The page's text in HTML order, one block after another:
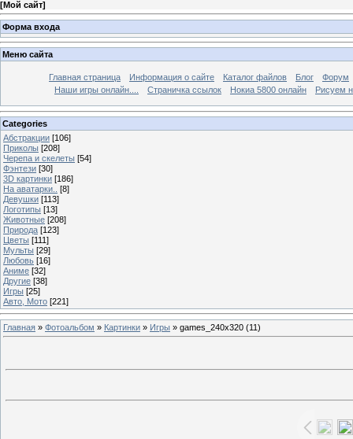
[Мой сайт]
Форма входа
Меню сайта
Главная страница Информация о сайте Каталог файлов Блог
Форум
Наши игры онлайн....
Страничка ссылок Нокиа 5800 онлайн Рисуем
Categories
Абстракции [106]
Приколы [208]
Черепа и скелеты [54]
Фэнтези [30]
3D картинки [186]
На аватарки..
[8]
Девушки [113]
Логотипы [13]
Животные [208]
Природа [123]
Цветы [111]
Мульты [29]
Любовь [16]
Аниме [32]
Другие [38]
Игры [25]
Авто, Мото [221]
Главная » Фотоальбом » Картинки » Игры » games_240x320 (11)